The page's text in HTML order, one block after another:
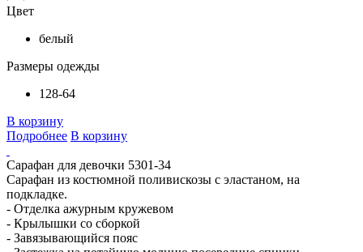
Цвет
белый
Размеры одежды
128-64
В корзину
Подробнее В корзину
Сарафан для девочки 5301-34
Сарафан из костюмной поливискозы с эластаном, на
подкладке.
- Отделка ажурным кружевом
- Крылышки со сборкой
- Завязывающийся пояс